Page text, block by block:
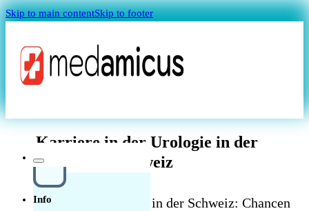
Skip to main contentSkip to footer
Magazin
Info
Karriere in der Urologie in der
Schweiz
Karriere in der Urologie in der Schweiz: Chancen